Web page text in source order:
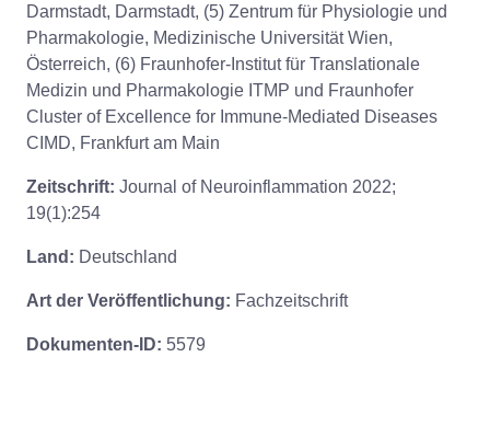
Darmstadt, Darmstadt, (5) Zentrum für Physiologie und
Pharmakologie, Medizinische Universität Wien,
Österreich, (6) Fraunhofer-Institut für Translationale
Medizin und Pharmakologie ITMP und Fraunhofer
Cluster of Excellence for Immune-Mediated Diseases
CIMD, Frankfurt am Main
Zeitschrift: Journal of Neuroinflammation 2022;
19(1):254
Land: Deutschland
Art der Veröffentlichung: Fachzeitschrift
Dokumenten-ID: 5579